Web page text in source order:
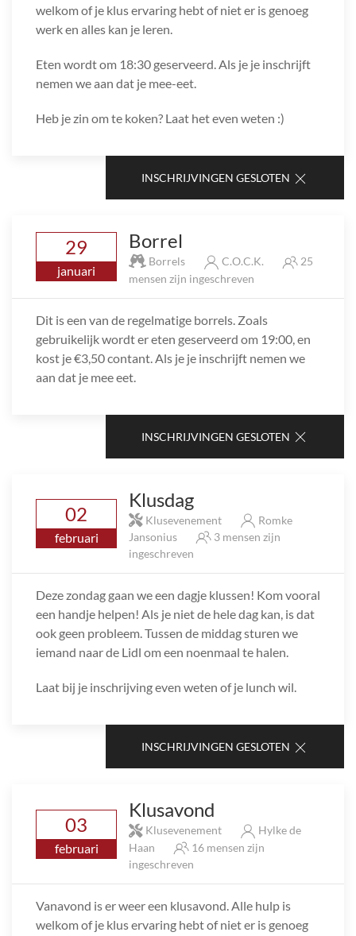
welkom of je klus ervaring hebt of niet er is genoeg
werk en alles kan je leren.
Eten wordt om 18:30 geserveerd. Als je je inschrijft
nemen we aan dat je mee-eet.
Heb je zin om te koken? Laat het even weten :)
INSCHRIJVINGEN GESLOTEN
29
januari
Borrel
Borrels C.O.C.K.
25
mensen zijn ingeschreven
Dit is een van de regelmatige borrels. Zoals
gebruikelijk wordt er eten geserveerd om 19:00, en
kost je €3,50 contant. Als je je inschrijft nemen we
aan dat je mee eet.
INSCHRIJVINGEN GESLOTEN
02
februari
Klusdag
Klusevenement
Romke
Jansonius
3 mensen zijn
ingeschreven
Deze zondag gaan we een dagje klussen! Kom vooral
een handje helpen! Als je niet de hele dag kan, is dat
ook geen probleem. Tussen de middag sturen we
iemand naar de Lidl om een noenmaal te halen.
Laat bij je inschrijving even weten of je lunch wil.
INSCHRIJVINGEN GESLOTEN
03
februari
Klusavond
Klusevenement
Hylke de
Haan
16 mensen zijn
ingeschreven
Vanavond is er weer een klusavond. Alle hulp is
welkom of je klus ervaring hebt of niet er is genoeg